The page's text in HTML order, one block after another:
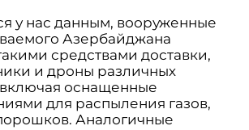
у нас данным, вооруженные
Азербайджана
средствами доставки,
и дроны различных
оснащенные
для распыления газов,
Аналогичные